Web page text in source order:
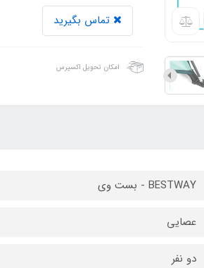
تماس بگیرید
امکان تحویل اکسپرس
BESTWAY - بست وی
عصایی
دو نفر